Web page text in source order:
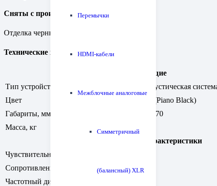
Перемычки
HDMI-кабели
Межблочные аналоговые
Симметричный
(балансный) XLR
Сняты с производства
Отделка черный рояльный лак.
Технические характеристики
Общие
Тип устройства
Полочная акустическая
Цвет
Черный лак (Piano Black)
Габариты, мм
190 x 280 x 370
Масса, кг
Основные характеристики
Чувствительность, дБ
Сопротивление, Ом
6
Частотный диапазон, Гц — кГц